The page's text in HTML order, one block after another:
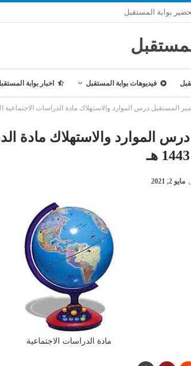
بوابة المستقبل
فيديوهات بوابة المستقبل اخبار بوابة
المستقبل درس الموارد والاستهلاك مادة الدراسات الاجتماعية الصف
الموارد والاستهلاك مادة
مايو 2, 2021
مادة الدراسات الاجتماعية